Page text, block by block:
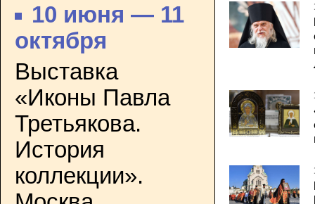
10 июня — 11
октября
Выставка
«Иконы Павла
Третьякова.
История
коллекции».